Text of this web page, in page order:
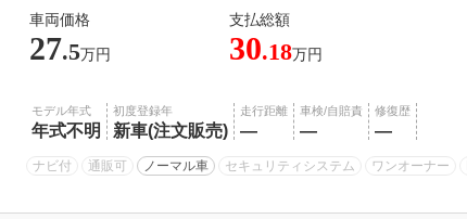
車両価格 支払総額
27.5万円 30.18万円
モデル年式
年式不明
初度登録年
新車(注文販売)
走行距離
―
車検/自賠責
―
修復歴
―
ナビ付 通販可 ノーマル車 セキュリティシステム ワンオーナー